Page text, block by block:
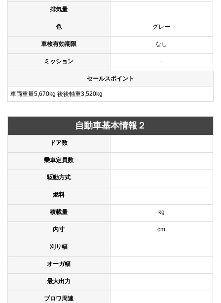
排気量
色 グレー
車検有効期限 なし
ミッション −
セールスポイント
車両重量5,670kg 後後軸重3,520kg
自動車基本情報２
ドア数
乗車定員数
駆動方式
燃料
積載量 kg
内寸 cm
刈り幅
オーガ幅
最大出力
ブロワ周速